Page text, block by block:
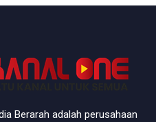
Berarah adalah perusahaan